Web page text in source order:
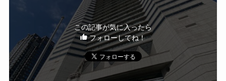
この記事が気に入ったら
フォローしてね！